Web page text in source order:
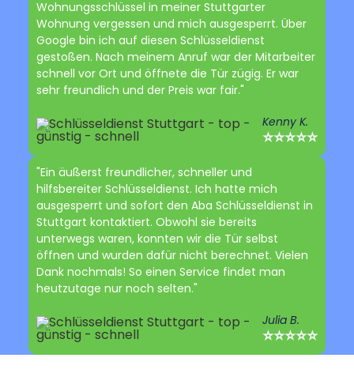
Wohnungsschlüssel in meiner Stuttgarter
Wohnung vergessen und mich ausgesperrt. Über
Google bin ich auf diesen Schlüsseldienst
gestoßen. Nach meinem Anruf war der Mitarbeiter
schnell vor Ort und öffnete die Tür zügig. Er war
sehr freundlich und der Preis war fair."
Kenny K.
⭐⭐⭐⭐⭐
"Ein äußerst freundlicher, schneller und
hilfsbereiter Schlüsseldienst. Ich hatte mich
ausgesperrt und sofort den Aba Schlüsseldienst in
Stuttgart kontaktiert. Obwohl sie bereits
unterwegs waren, konnten wir die Tür selbst
öffnen und wurden dafür nicht berechnet. Vielen
Dank nochmals! So einen Service findet man
heutzutage nur noch selten."
Julia B.
⭐⭐⭐⭐⭐